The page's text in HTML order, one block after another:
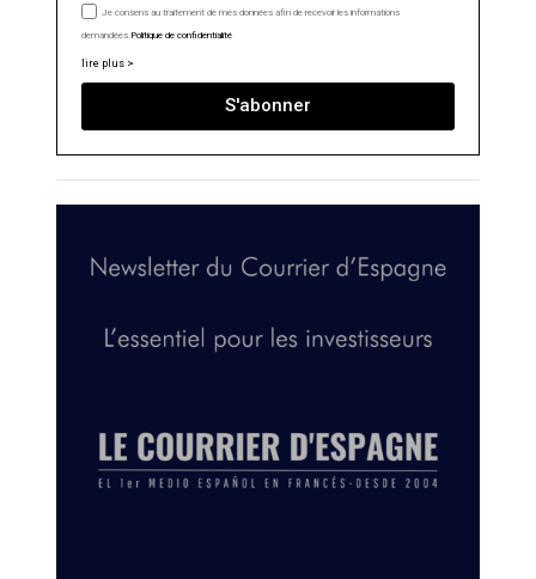
Je consens au traitement de mes données afin de recevoir les informations
demandées. Politique de confidentialité
lire plus >
S'abonner